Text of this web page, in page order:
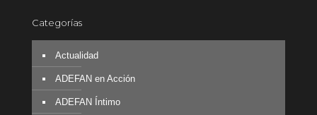
Categorías
Actualidad
ADEFAN en Acción
ADEFAN Íntimo